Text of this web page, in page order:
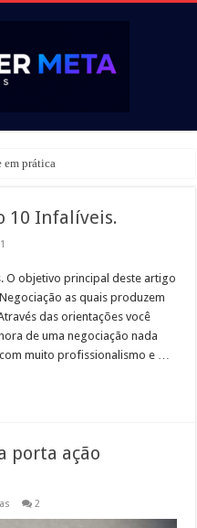
prática
10 Infalíveis.
1
O objetivo principal deste artigo
as quais produzem
das orientações você
de uma negociação nada
muito profissionalismo e …
porta ação
2